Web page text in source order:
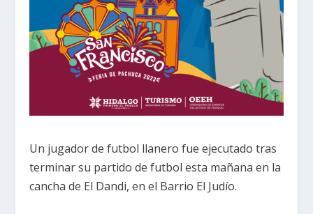
Un jugador de futbol llanero fue ejecutado tras
terminar su partido de futbol esta mañana en la
cancha de El Dandi, en el Barrio El Judío.